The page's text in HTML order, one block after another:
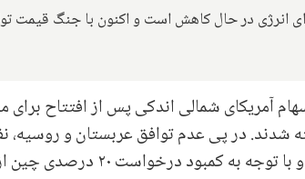
انرژی در حال کاهش است و اکنون با جنگ قیمت
آمریکای شمالی اندکی پس از افتتاح
شدند.در پی عدم توافق عربستان و روسیه،
ارزشش را ۲۵% و نفت انگلستان ۳۰% از دست دادند و با